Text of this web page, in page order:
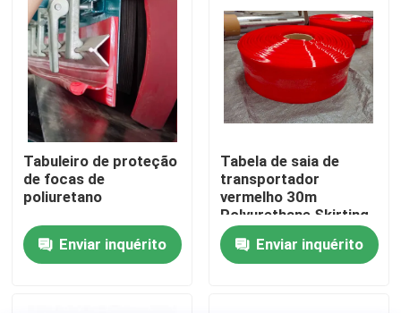
Vídeos
Quem Somos
Fábrica
Fale Conosco
Tabuleiro de proteção
de focas de
poliuretano
Enviar inquérito
Tabela de saia de
transportador
vermelho 30m
Polyurethane Skirting
longa vida útil
Enviar inquérito